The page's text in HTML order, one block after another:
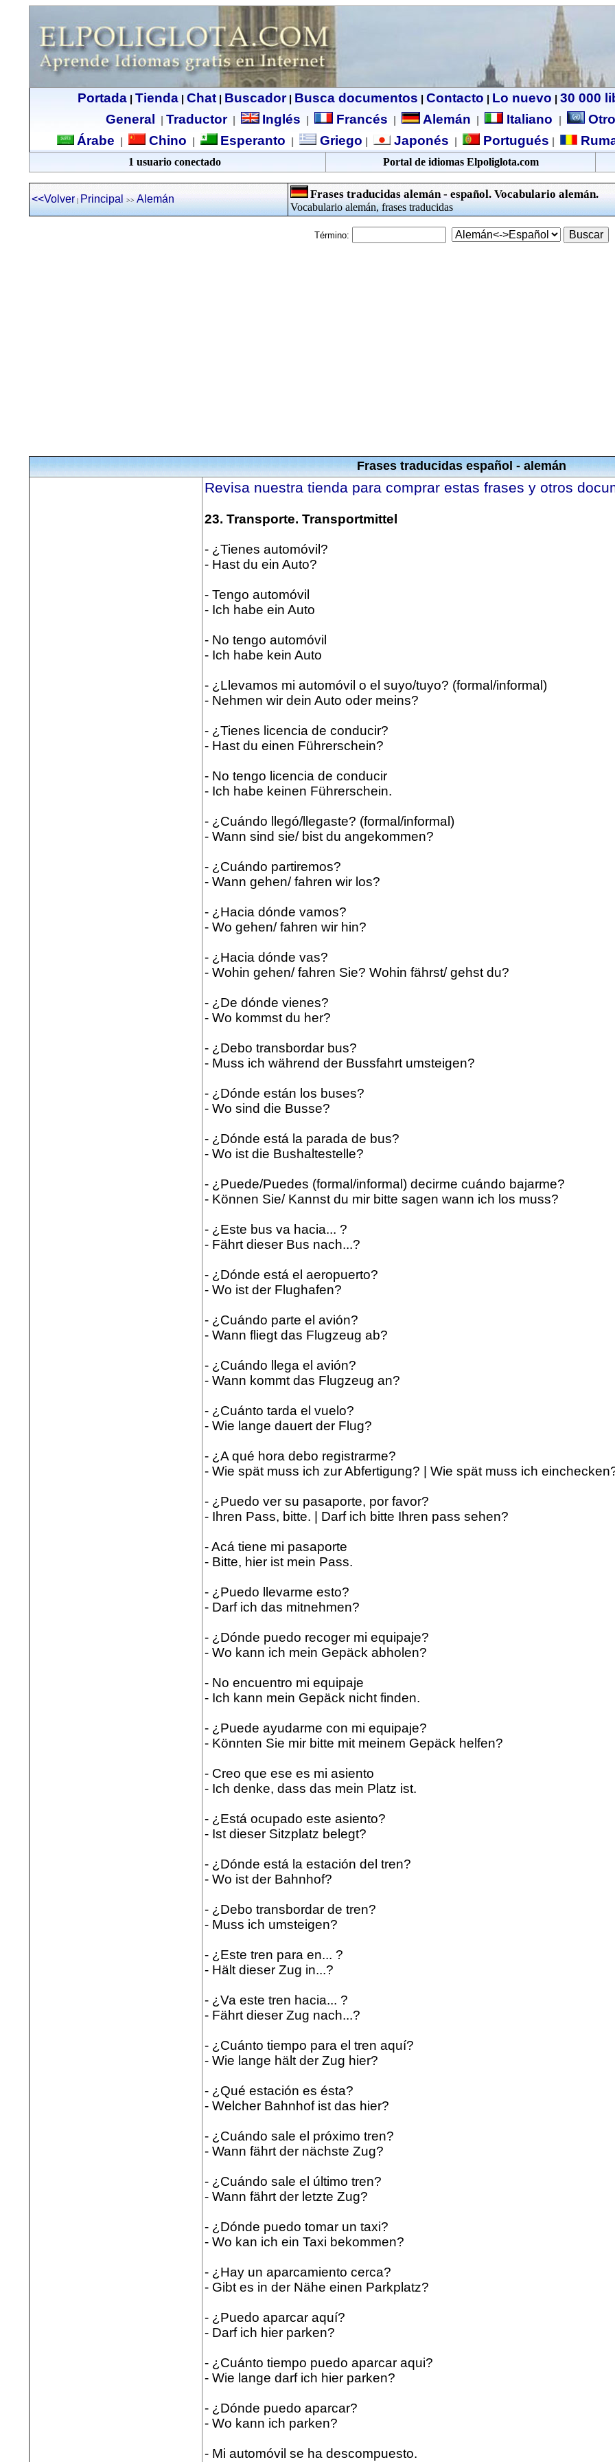
Portada| Tienda| Chat| Buscador| Busca documentos Contacto Lo nuevo
30 000
General
Traductor| Inglés Francés Alemán Italiano
Árabe
Chino Esperanto Griego Japonés Portugués
1 usuario conectado Portal de idiomas Elpoliglota.com
<<Volver | Principal >> Alemán Frases traducidas alemán - español. Vocabulario alemán.
Vocabulario alemán, frases traducidas
Término:
Frases traducidas español - alemán
Revisa nuestra tienda para comprar estas frases y otros
23. Transporte. Transportmittel
- ¿Tienes automóvil?
- Hast du ein Auto?
- Tengo automóvil
- Ich habe ein Auto
- No tengo automóvil
- Ich habe kein Auto
- ¿Llevamos mi automóvil o el suyo/tuyo? (formal/informal)
- Nehmen wir dein Auto oder meins?
- ¿Tienes licencia de conducir?
- Hast du einen Führerschein?
- No tengo licencia de conducir
- Ich habe keinen Führerschein.
- ¿Cuándo llegó/llegaste? (formal/informal)
- Wann sind sie/ bist du angekommen?
- ¿Cuándo partiremos?
- Wann gehen/ fahren wir los?
- ¿Hacia dónde vamos?
- Wo gehen/ fahren wir hin?
- ¿Hacia dónde vas?
- Wohin gehen/ fahren Sie? Wohin fährst/ gehst du?
- ¿De dónde vienes?
- Wo kommst du her?
- ¿Debo transbordar bus?
- Muss ich während der Bussfahrt umsteigen?
- ¿Dónde están los buses?
- Wo sind die Busse?
- ¿Dónde está la parada de bus?
- Wo ist die Bushaltestelle?
- ¿Puede/Puedes (formal/informal) decirme cuándo bajarme?
- Können Sie/ Kannst du mir bitte sagen wann ich los muss?
- ¿Este bus va hacia... ?
- Fährt dieser Bus nach...?
- ¿Dónde está el aeropuerto?
- Wo ist der Flughafen?
- ¿Cuándo parte el avión?
- Wann fliegt das Flugzeug ab?
- ¿Cuándo llega el avión?
- Wann kommt das Flugzeug an?
- ¿Cuánto tarda el vuelo?
- Wie lange dauert der Flug?
- ¿A qué hora debo registrarme?
- Wie spät muss ich zur Abfertigung? | Wie spät muss ich
- ¿Puedo ver su pasaporte, por favor?
- Ihren Pass, bitte. | Darf ich bitte Ihren pass sehen?
- Acá tiene mi pasaporte
- Bitte, hier ist mein Pass.
- ¿Puedo llevarme esto?
- Darf ich das mitnehmen?
- ¿Dónde puedo recoger mi equipaje?
- Wo kann ich mein Gepäck abholen?
- No encuentro mi equipaje
- Ich kann mein Gepäck nicht finden.
- ¿Puede ayudarme con mi equipaje?
- Könnten Sie mir bitte mit meinem Gepäck helfen?
- Creo que ese es mi asiento
- Ich denke, dass das mein Platz ist.
- ¿Está ocupado este asiento?
- Ist dieser Sitzplatz belegt?
- ¿Dónde está la estación del tren?
- Wo ist der Bahnhof?
- ¿Debo transbordar de tren?
- Muss ich umsteigen?
- ¿Este tren para en... ?
- Hält dieser Zug in...?
- ¿Va este tren hacia... ?
- Fährt dieser Zug nach...?
- ¿Cuánto tiempo para el tren aquí?
- Wie lange hält der Zug hier?
- ¿Qué estación es ésta?
- Welcher Bahnhof ist das hier?
- ¿Cuándo sale el próximo tren?
- Wann fährt der nächste Zug?
- ¿Cuándo sale el último tren?
- Wann fährt der letzte Zug?
- ¿Dónde puedo tomar un taxi?
- Wo kan ich ein Taxi bekommen?
- ¿Hay un aparcamiento cerca?
- Gibt es in der Nähe einen Parkplatz?
- ¿Puedo aparcar aquí?
- Darf ich hier parken?
- ¿Cuánto tiempo puedo aparcar aqui?
- Wie lange darf ich hier parken?
- ¿Dónde puedo aparcar?
- Wo kann ich parken?
- Mi automóvil se ha descompuesto.